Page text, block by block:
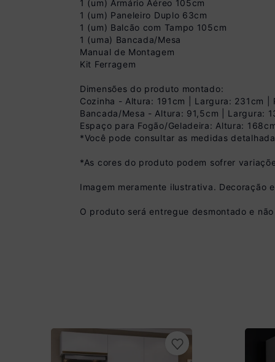
% de desconto)
1 (um) Armário Aéreo 105cm
1 (um) Paneleiro Duplo 63cm
1 (um) Balcão com Tampo 105cm
1 (uma) Bancada/Mesa
Manual de Montagem
Kit Ferragem
Dimensões do produto montado:
Cozinha - Altura: 191cm | Largura: 231cm |
Bancada/Mesa - Altura: 91,5cm | Largura:
Espaço para Fogão/Geladeira: Altura:
*Você pode consultar as medidas
*As cores do produto podem sofrer
Imagem meramente ilustrativa. Decoração
O produto será entregue desmontado e